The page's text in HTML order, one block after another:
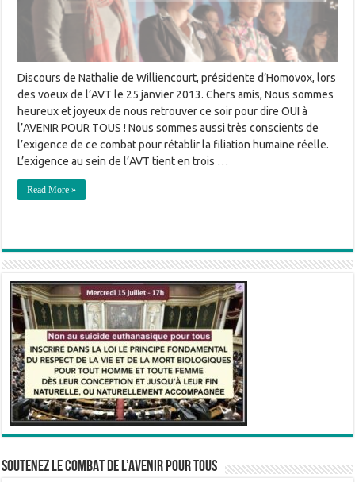
Discours de Nathalie de Williencourt, présidente d’Homovox, lors
des voeux de l’AVT le 25 janvier 2013. Chers amis, Nous sommes
heureux et joyeux de nous retrouver ce soir pour dire OUI à
l’AVENIR POUR TOUS ! Nous sommes aussi très conscients de
l’exigence de ce combat pour rétablir la filiation humaine réelle.
L’exigence au sein de l’AVT tient en trois …
Read More »
SOUTENEZ LE COMBAT DE L’AVenir pour Tous